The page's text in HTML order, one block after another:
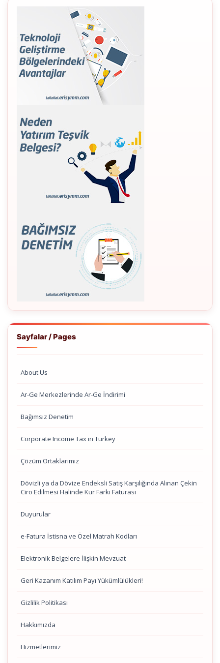
Sayfalar / Pages
About Us
Ar-Ge Merkezlerinde Ar-Ge İndirimi
Bağımsız Denetim
Corporate Income Tax in Turkey
Çözüm Ortaklarımız
Dövizli ya da Dövize Endeksli Satış Karşılığında Alınan Çekin
Ciro Edilmesi Halinde Kur Farkı Faturası
Duyurular
e-Fatura İstisna ve Özel Matrah Kodları
Elektronik Belgelere İlişkin Mevzuat
Geri Kazanım Katılım Payı Yükümlülükleri!
Gizlilik Politikası
Hakkımızda
Hizmetlerimiz